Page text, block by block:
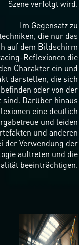
Szene verfolgt wird.
Im Gegensatz zu
die nur das
auf dem Bildschirm
Reflexionen die
Charakter ein und
darstellen, die sich
oder von der
sind. Darüber hinaus
eine deutlich
und leiden
und anderen
der Verwendung der
auftreten und die
beeinträchtigen.